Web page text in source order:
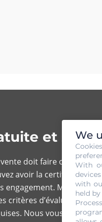
et sans
doit faire objet
avoir la certitude de
Malgré sa
critères d’évaluation
Nous vous invitons
We
With
with
held